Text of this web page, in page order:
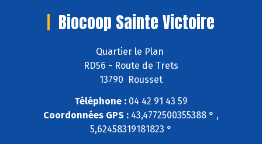
Biocoop Sainte Victoire
Quartier le Plan
RD56 - Route de Trets
13790 Rousset
Téléphone : 04 42 91 43 59
Coordonnées GPS : 43,4772500355388 ° ,
5,62458319181823 °